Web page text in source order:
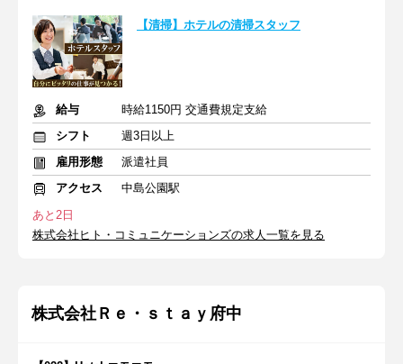
【清掃】ホテルの清掃スタッフ
給与
時給1150円 交通費規定支給
シフト
週3日以上
雇用形態
派遣社員
アクセス
中島公園駅
あと2日
株式会社ヒト・コミュニケーションズの求人一覧を見る
株式会社Ｒｅ・ｓｔａｙ府中